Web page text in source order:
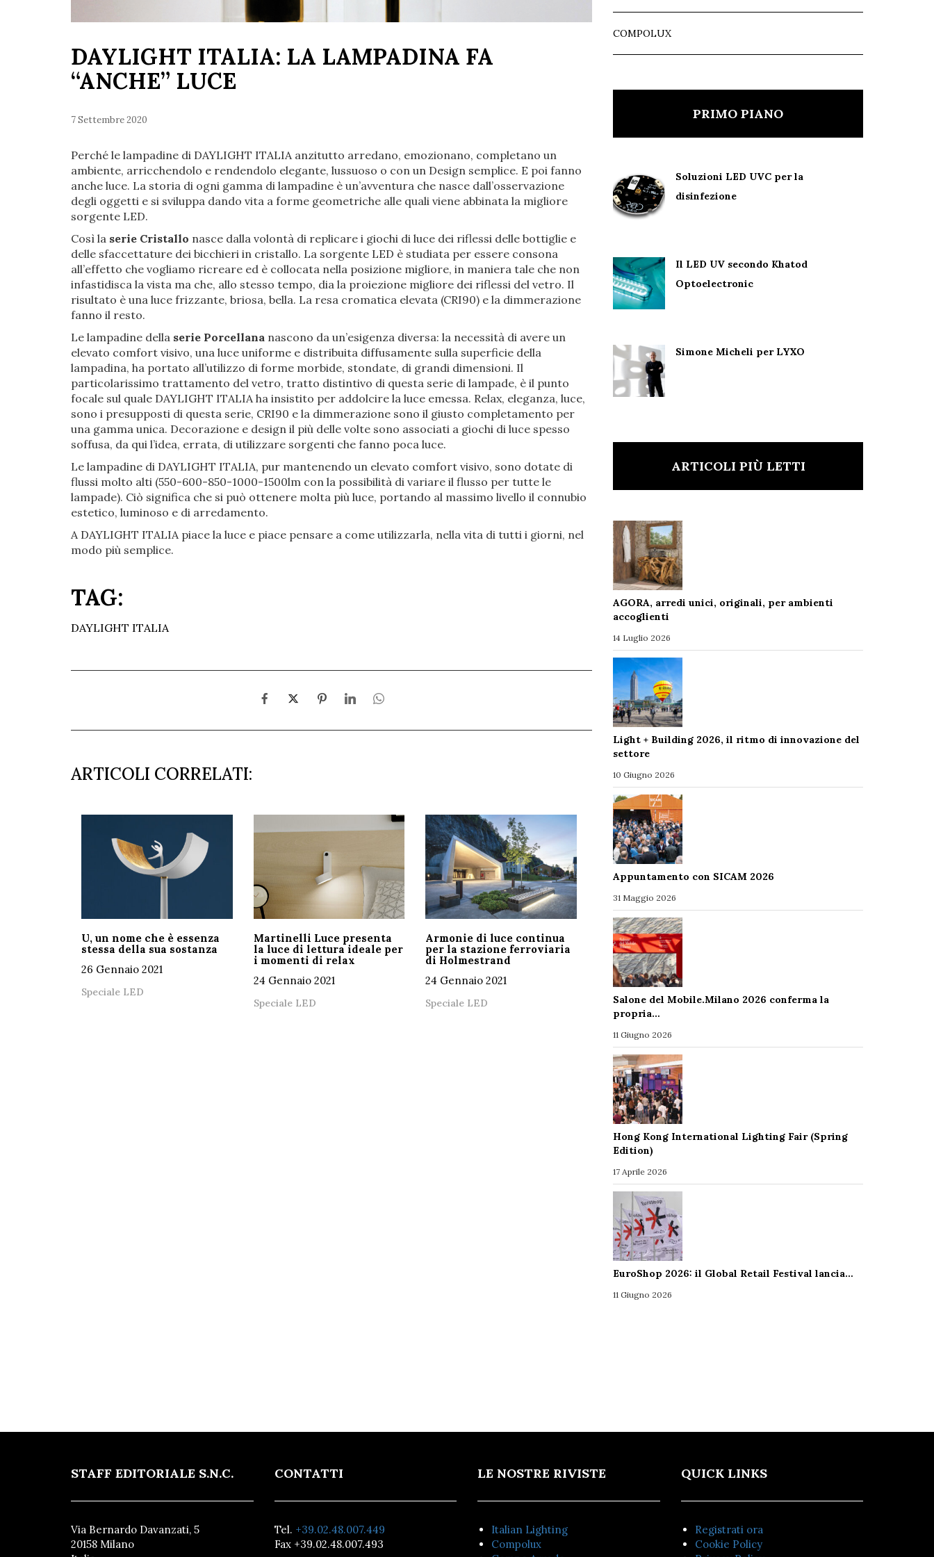
DAYLIGHT ITALIA: LA LAMPADINA FA
“ANCHE” LUCE
7 Settembre 2020
Perché le lampadine di DAYLIGHT ITALIA anzitutto arredano, emozionano, completano un
ambiente, arricchendolo e rendendolo elegante, lussuoso o con un Design semplice. E poi fanno
anche luce. La storia di ogni gamma di lampadine è un’avventura che nasce dall’osservazione
degli oggetti e si sviluppa dando vita a forme geometriche alle quali viene abbinata la migliore
sorgente LED.
Così la serie Cristallo nasce dalla volontà di replicare i giochi di luce dei riflessi delle bottiglie e
delle sfaccettature dei bicchieri in cristallo. La sorgente LED è studiata per essere consona
all’effetto che vogliamo ricreare ed è collocata nella posizione migliore, in maniera tale che non
infastidisca la vista ma che, allo stesso tempo, dia la proiezione migliore dei riflessi del vetro. Il
risultato è una luce frizzante, briosa, bella. La resa cromatica elevata (CRI90) e la dimmerazione
fanno il resto.
Le lampadine della serie Porcellana nascono da un’esigenza diversa: la necessità di avere un
elevato comfort visivo, una luce uniforme e distribuita diffusamente sulla superficie della
lampadina, ha portato all’utilizzo di forme morbide, stondate, di grandi dimensioni. Il
particolarissimo trattamento del vetro, tratto distintivo di questa serie di lampade, è il punto
focale sul quale DAYLIGHT ITALIA ha insistito per addolcire la luce emessa. Relax, eleganza, luce,
sono i presupposti di questa serie, CRI90 e la dimmerazione sono il giusto completamento per
una gamma unica. Decorazione e design il più delle volte sono associati a giochi di luce spesso
soffusa, da qui l’idea, errata, di utilizzare sorgenti che fanno poca luce.
Le lampadine di DAYLIGHT ITALIA, pur mantenendo un elevato comfort visivo, sono dotate di
flussi molto alti (550-600-850-1000-1500lm con la possibilità di variare il flusso per tutte le
lampade). Ciò significa che si può ottenere molta più luce, portando al massimo livello il connubio
estetico, luminoso e di arredamento.
A DAYLIGHT ITALIA piace la luce e piace pensare a come utilizzarla, nella vita di tutti i giorni, nel
modo più semplice.
TAG:
DAYLIGHT ITALIA
ARTICOLI CORRELATI:
U, un nome che è essenza
stessa della sua sostanza
26 Gennaio 2021
Speciale LED
Martinelli Luce presenta
la luce di lettura ideale per
i momenti di relax
24 Gennaio 2021
Speciale LED
Armonie di luce continua
per la stazione ferroviaria
di Holmestrand
24 Gennaio 2021
Speciale LED
COMPOLUX
PRIMO PIANO
Soluzioni LED UVC per la
disinfezione
Il LED UV secondo Khatod
Optoelectronic
Simone Micheli per LYXO
ARTICOLI PIÙ LETTI
AGORA, arredi unici, originali, per ambienti
accoglienti
14 Luglio 2026
Light + Building 2026, il ritmo di innovazione del
settore
10 Giugno 2026
Appuntamento con SICAM 2026
31 Maggio 2026
Salone del Mobile.Milano 2026 conferma la
propria…
11 Giugno 2026
Hong Kong International Lighting Fair (Spring
Edition)
17 Aprile 2026
EuroShop 2026: il Global Retail Festival lancia…
11 Giugno 2026
STAFF EDITORIALE S.N.C.
Via Bernardo Davanzati, 5
20158 Milano
CONTATTI
Tel. +39.02.48.007.449
Fax +39.02.48.007.493
LE NOSTRE RIVISTE
Italian Lighting
Compolux
QUICK LINKS
Registrati ora
Cookie Policy